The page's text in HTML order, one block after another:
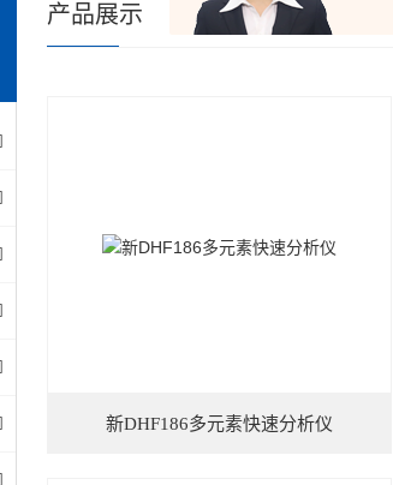
产品展示
新DHF186多元素快速分析仪